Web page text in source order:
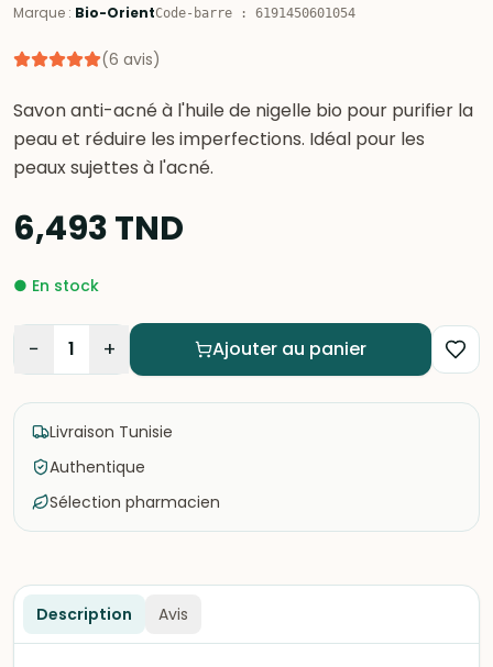
Marque : Bio-OrientCode-barre : 6191450601054
(6 avis)
Savon anti-acné à l'huile de nigelle bio pour purifier la
peau et réduire les imperfections. Idéal pour les
peaux sujettes à l'acné.
6,493TND
● En stock
− 1 + Ajouter au panier
Livraison Tunisie
Authentique
Sélection pharmacien
Description Avis